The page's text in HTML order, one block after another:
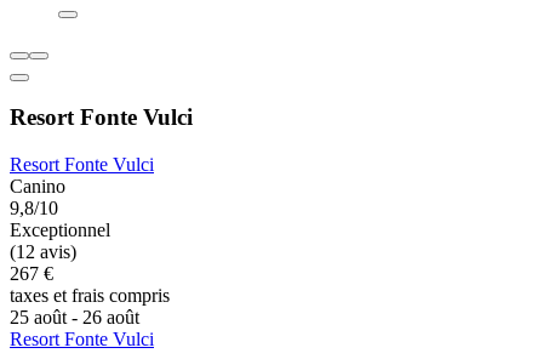
Resort Fonte Vulci
Resort Fonte Vulci
Canino
9,8/10
Exceptionnel
(12 avis)
267 €
taxes et frais compris
25 août - 26 août
Resort Fonte Vulci